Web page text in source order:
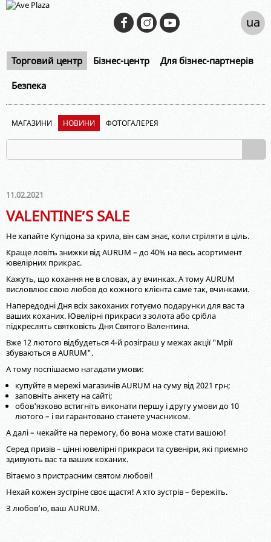
Торговий центр Бізнес-центр Для бізнес-партнерів
Безпека
ua
МАГАЗИНИ НОВИНИ ФОТОГАЛЕРЕЯ
11.02.2021
VALENTINE′S SALE
Не хапайте Купідона за крила, він сам знає, коли стріляти в ціль.
Краще ловіть знижки від AURUM – до 40% на весь асортимент
ювелірних прикрас.
Кажуть, що кохання не в словах, а у вчинках. А тому AURUM
висловлює свою любов до кожного клієнта саме так, вчинками.
Напередодні Дня всіх закоханих готуємо подарунки для вас та
ваших коханих. Ювелірні прикраси з золота або срібла
підкреслять святковість Дня Святого Валентина.
Вже 12 лютого відбудеться 4-й розіграш у межах акції "Мрії
збуваються в AURUM".
А тому поспішаємо нагадати умови:
купуйте в мережі магазинів AURUM на суму від 2021 грн;
заповніть анкету на сайті;
обов'язково встигніть виконати першу і другу умови до 10
лютого – і ви гарантовано станете учасником.
А далі – чекайте на перемогу, бо вона може стати вашою!
Серед призів – цінні ювелірні прикраси та сувеніри, які приємно
здивують вас та ваших коханих.
Вітаємо з пристрасним святом любові!
Нехай кожен зустріне своє щастя! А хто зустрів – бережіть.
З любов’ю, ваш AURUM.